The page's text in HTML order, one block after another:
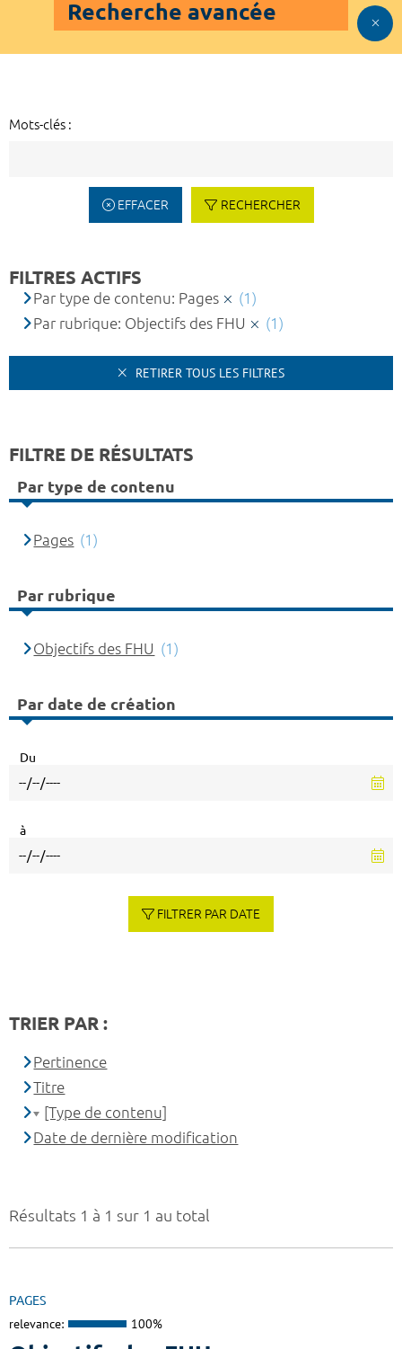
Recherche avancée
Mots-clés :
EFFACER RECHERCHER
Résultats 1 à 1 sur 1 au total
PAGES
relevance: 100%
FILTRES ACTIFS
Par type de contenu: Pages
(1)
Par rubrique: Objectifs des FHU
(1)
RETIRER TOUS LES FILTRES
FILTRE DE RÉSULTATS
Par type de contenu
Pages (1)
Par rubrique
Objectifs des FHU (1)
Par date de création
Du
à
FILTRER PAR DATE
TRIER PAR :
Pertinence
Titre
[Type de contenu]
Date de dernière modification